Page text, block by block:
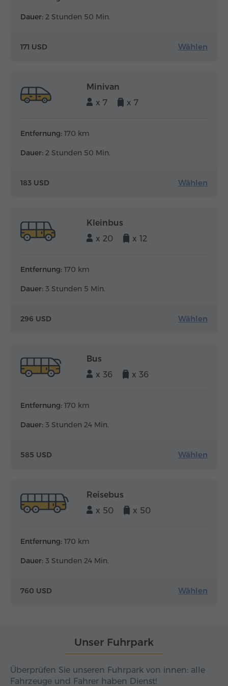
Dauer: 2 Stunden 50 Min.
171 USD Wählen
Minivan
x 7
x 7
Entfernung: 170 km
Dauer: 2 Stunden 50 Min.
183 USD Wählen
Kleinbus
x 20
x 12
Entfernung: 170 km
Dauer: 3 Stunden 5 Min.
296 USD Wählen
Bus
x 36
x 36
Entfernung: 170 km
Dauer: 3 Stunden 24 Min.
585 USD Wählen
Reisebus
x 50
x 50
Entfernung: 170 km
Dauer: 3 Stunden 24 Min.
760 USD Wählen
Unser Fuhrpark
Überprüfen Sie unseren Fuhrpark von innen: alle
Fahrzeuge und Fahrer haben Dienst!